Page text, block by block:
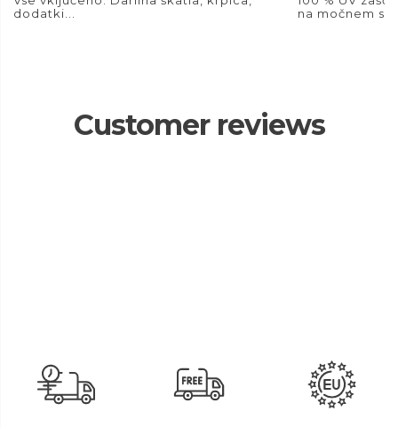
dodatki...
na močnem
Customer reviews